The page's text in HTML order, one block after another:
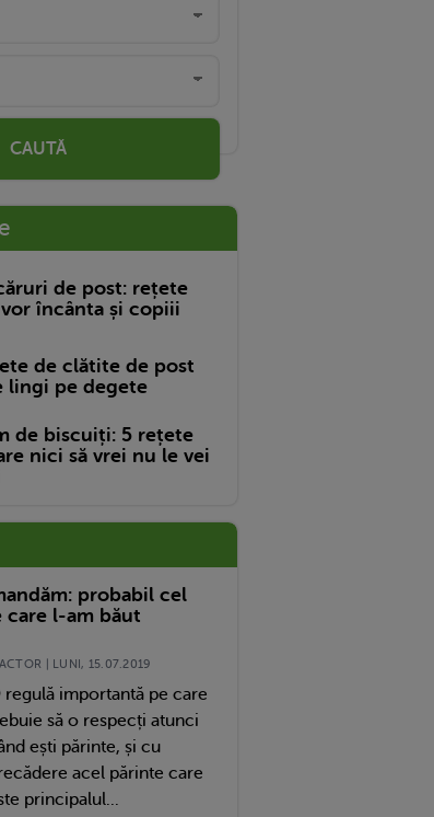
CAUTĂ
de post: rețete
încânta și copiii
de clătite de post
lingi pe degete
de biscuiți: 5 rețete
nici să vrei nu le vei
probabil cel
care l-am băut
| LUNI, 15.07.2019
regulă importantă pe care
să o respecți atunci
ești părinte, și cu
acel părinte care
principalul...